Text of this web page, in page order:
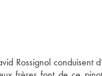
Rossignol